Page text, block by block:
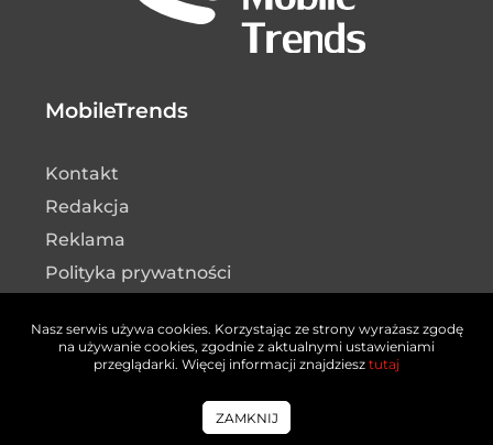
MobileTrends
Kontakt
Redakcja
Reklama
Polityka prywatności
Konferencje
Nasz serwis używa cookies. Korzystając ze strony wyrażasz zgodę
na używanie cookies, zgodnie z aktualnymi ustawieniami
przeglądarki. Więcej informacji znajdziesz tutaj
ZAMKNIJ